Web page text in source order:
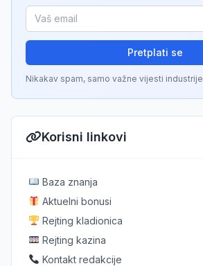
Pretplati se
Nikakav spam, samo važne vijesti industrije
Korisni linkovi
Baza znanja
Aktuelni bonusi
Rejting kladionica
Rejting kazina
Kontakt redakcije